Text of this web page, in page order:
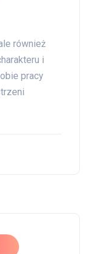
również
i
pracy